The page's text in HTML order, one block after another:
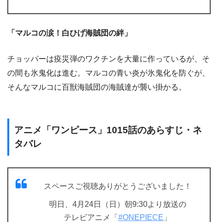
「マルコの涙！白ひげ海賊団の絆」
チョッパーは疫災弾のワクチンを大量に作っているが、そ
の間も氷鬼化は進む。マルコの青い炎が氷鬼化を防ぐが、
そんなマルコに百獣海賊団の海賊達が襲い掛かる。
アニメ「ワンピース」1015話のあらすじ・ネ
タバレ
スペースご視聴ありがとうございました！
明日、4月24日（日）朝9:30より放送の
テレビアニメ「 #ONEPIECE 」